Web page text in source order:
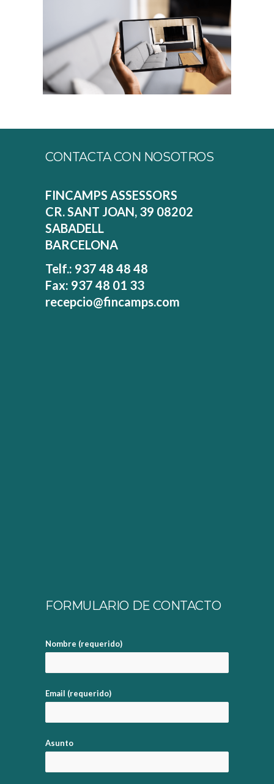
CONTACTA CON NOSOTROS
FINCAMPS ASSESSORS
CR. SANT JOAN, 39 08202
SABADELL
BARCELONA
Telf.: 937 48 48 48
Fax: 937 48 01 33
recepcio@fincamps.com
FORMULARIO DE CONTACTO
Nombre (requerido)
Email (requerido)
Asunto